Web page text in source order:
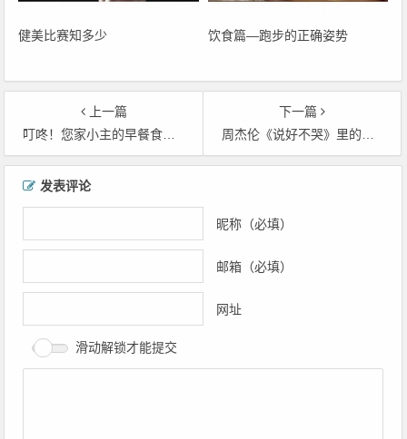
健美比赛知多少 饮食篇—跑步的正确姿势
上一篇
叮咚！您家小主的早餐食谱，粑粑麻麻请查收！
下一篇
周杰伦《说好不哭》里的最大彩蛋，让我不淡定了……
发表评论
昵称（必填）
邮箱（必填）
网址
滑动解锁才能提交